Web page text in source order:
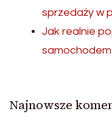
sprzedaży w
Jak realnie
Najnowsze